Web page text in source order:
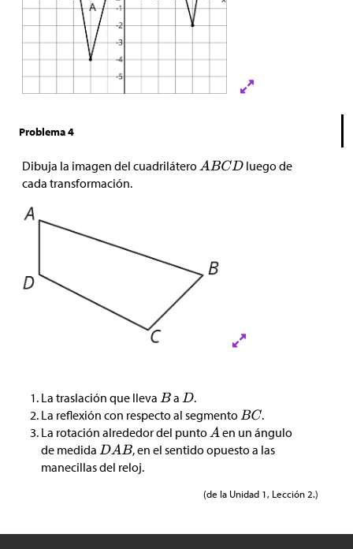
Problema 4
Dibuja la imagen del cuadrilátero
luego de
cada transformación.
La traslación que lleva a
.
La reflexión con respecto al segmento
.
La rotación alrededor del punto
en un ángulo
de medida
, en el sentido opuesto a las
manecillas del reloj.
(de la Unidad 1, Lección 2.)